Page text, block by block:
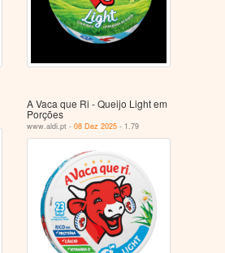
A Vaca que Ri - Queijo Light em
Porções
www.aldi.pt -08 Dez 2025 - 1.79